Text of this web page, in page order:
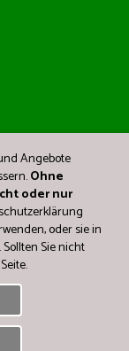
Angebote
Ohne
oder nur
oder sie in
Sie nicht